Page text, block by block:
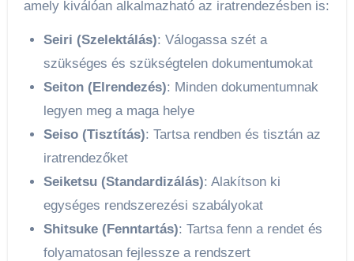
amely kiválóan alkalmazható az iratrendezésben is:
Seiri (Szelektálás): Válogassa szét a
szükséges és szükségtelen dokumentumokat
Seiton (Elrendezés): Minden dokumentumnak
legyen meg a maga helye
Seiso (Tisztítás): Tartsa rendben és tisztán az
iratrendezőket
Seiketsu (Standardizálás): Alakítson ki
egységes rendszerezési szabályokat
Shitsuke (Fenntartás): Tartsa fenn a rendet és
folyamatosan fejlessze a rendszert